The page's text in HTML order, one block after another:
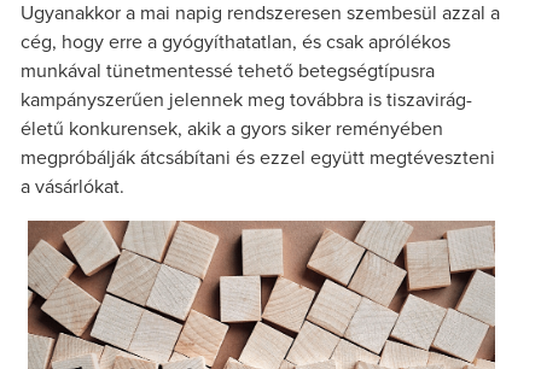
Ugyanakkor a mai napig rendszeresen szembesül azzal a
cég, hogy erre a gyógyíthatatlan, és csak aprólékos
munkával tünetmentessé tehető betegségtípusra
kampányszerűen jelennek meg továbbra is tiszavirág-
életű konkurensek, akik a gyors siker reményében
megpróbálják átcsábítani és ezzel együtt megtéveszteni
a vásárlókat.